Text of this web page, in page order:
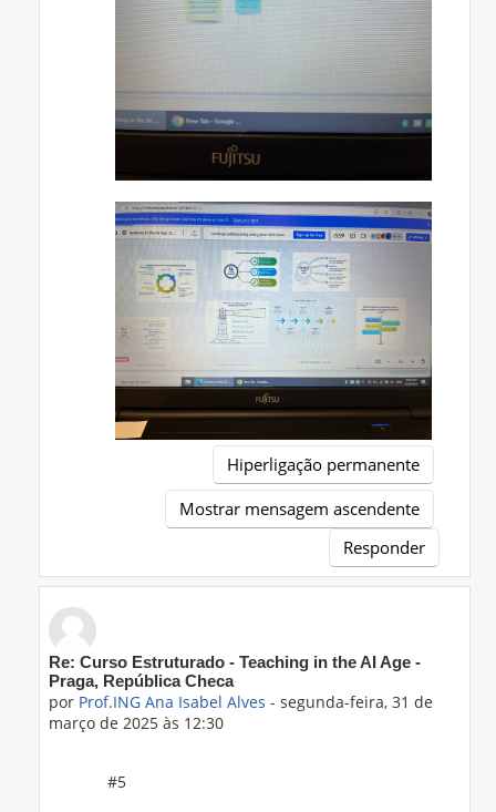
Hiperligação permanente
Mostrar mensagem ascendente
Responder
Em resposta a 'Prof.ING Ana Isabel Alves'
Re: Curso Estruturado - Teaching in the AI Age -
Praga, República Checa
por Prof.ING Ana Isabel Alves -segunda-feira, 31 de
março de 2025 às 12:30
#5